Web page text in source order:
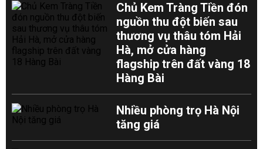
Chủ Kem Tràng Tiền đón
nguồn thu đột biến sau
thương vụ thâu tóm Hải
Hà, mở cửa hàng
flagship trên đất vàng 18
Hàng Bài
Nhiều phòng trọ Hà Nội
tăng giá